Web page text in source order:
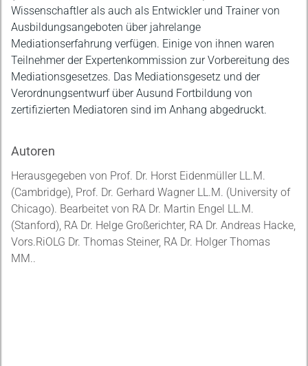
Wissenschaftler als auch als Entwickler und Trainer von
Ausbildungsangeboten über jahrelange
Mediationserfahrung verfügen. Einige von ihnen waren
Teilnehmer der Expertenkommission zur Vorbereitung des
Mediationsgesetzes. Das Mediationsgesetz und der
Verordnungsentwurf über Ausund Fortbildung von
zertifizierten Mediatoren sind im Anhang abgedruckt.
Autoren
Herausgegeben von Prof. Dr. Horst Eidenmüller LL.M.
(Cambridge), Prof. Dr. Gerhard Wagner LL.M. (University of
Chicago). Bearbeitet von RA Dr. Martin Engel LL.M.
(Stanford), RA Dr. Helge Großerichter, RA Dr. Andreas Hacke,
Vors.RiOLG Dr. Thomas Steiner, RA Dr. Holger Thomas
MM..